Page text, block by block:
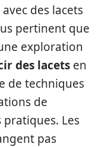
des lacets
pertinent que
exploration
des lacets en
de techniques
de
pratiques. Les
pas